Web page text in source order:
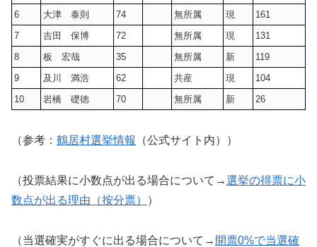
6
大津 泰則 74 無所属 現
161
7
吉田 保博 72 無所属 現
131
8
板 宏哉 35 無所属 新
119
9
及川 満浩 62 共産 現
104
10
岩橋 礎徳 70 無所属 新 26
（参考： 鶴居村選挙情報 （公式サイト内））
（投票結果に小数点が出る場合について→選挙の得票に小
数点が出る理由（按分票）
）
（当選確実がすぐに出る場合について→ 開票0%で当選確